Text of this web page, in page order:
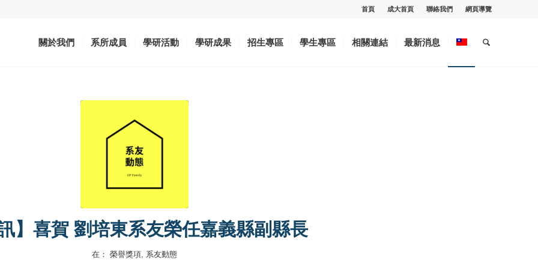
首頁 成大首頁 聯絡我們 網頁導覽
關於我們 系所成員 學研活動 學研成果 招生專區 學生專區 相關連結 最新消息
】喜賀 劉培東系友榮任嘉義縣副縣長
在： 榮譽獎項, 系友動態